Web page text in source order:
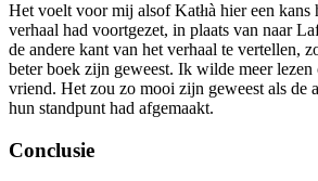
Het voelt voor mij alsof Katłıà hier een kans
verhaal had voortgezet, in plaats van naar
de andere kant van het verhaal te vertellen,
beter boek zijn geweest. Ik wilde meer lezen
vriend. Het zou zo mooi zijn geweest als de
hun standpunt had afgemaakt.
Conclusie